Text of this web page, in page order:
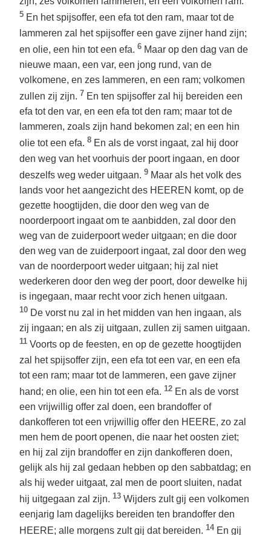
5 En het spijsoffer, een efa tot den ram, maar tot de
lammeren zal het spijsoffer een gave zijner hand zijn;
en olie, een hin tot een efa. 6 Maar op den dag van de
nieuwe maan, een var, een jong rund, van de
volkomene, en zes lammeren, en een ram; volkomen
zullen zij zijn. 7 En ten spijsoffer zal hij bereiden een
efa tot den var, en een efa tot den ram; maar tot de
lammeren, zoals zijn hand bekomen zal; en een hin
olie tot een efa. 8 En als de vorst ingaat, zal hij door
den weg van het voorhuis der poort ingaan, en door
deszelfs weg weder uitgaan. 9 Maar als het volk des
lands voor het aangezicht des HEEREN komt, op de
gezette hoogtijden, die door den weg van de
noorderpoort ingaat om te aanbidden, zal door den
weg van de zuiderpoort weder uitgaan; en die door
den weg van de zuiderpoort ingaat, zal door den weg
van de noorderpoort weder uitgaan; hij zal niet
wederkeren door den weg der poort, door dewelke hij
is ingegaan, maar recht voor zich henen uitgaan.
10 De vorst nu zal in het midden van hen ingaan, als
zij ingaan; en als zij uitgaan, zullen zij samen uitgaan.
11 Voorts op de feesten, en op de gezette hoogtijden
zal het spijsoffer zijn, een efa tot een var, en een efa
tot een ram; maar tot de lammeren, een gave zijner
hand; en olie, een hin tot een efa. 12 En als de vorst
een vrijwillig offer zal doen, een brandoffer of
dankofferen tot een vrijwillig offer den HEERE, zo zal
men hem de poort openen, die naar het oosten ziet;
en hij zal zijn brandoffer en zijn dankofferen doen,
gelijk als hij zal gedaan hebben op den sabbatdag; en
als hij weder uitgaat, zal men de poort sluiten, nadat
hij uitgegaan zal zijn. 13 Wijders zult gij een volkomen
eenjarig lam dagelijks bereiden ten brandoffer den
HEERE; alle morgens zult gij dat bereiden. 14 En gij